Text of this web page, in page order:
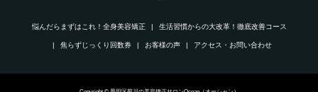
悩んだらまずはこれ！全身美容矯正 生活習慣からの大改革！徹底改善コース
焦らずじっくり回数券 お客様の声 アクセス・お問い合わせ